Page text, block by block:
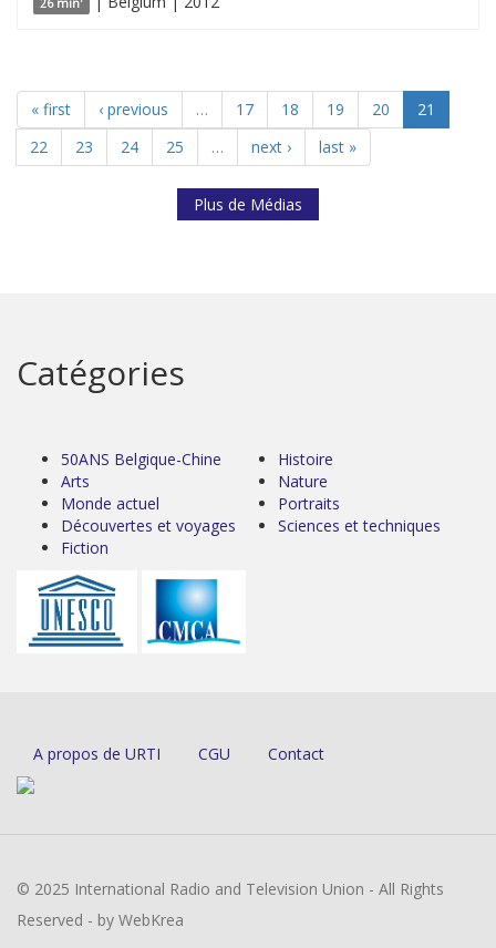
26 min'
« first ‹ previous … 17 18 19 20
21
22
23 24 25 … next › last »
Plus de Médias
Catégories
50ANS Belgique-Chine
Arts
Monde actuel
Découvertes et voyages
Fiction
Histoire
Nature
Portraits
Sciences et techniques
A propos de URTI CGU Contact
© 2025 International Radio and Television Union - All Rights
Reserved - by WebKrea